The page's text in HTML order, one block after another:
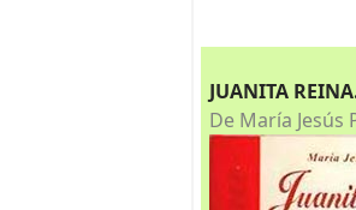
JUANITA
De María Jesús